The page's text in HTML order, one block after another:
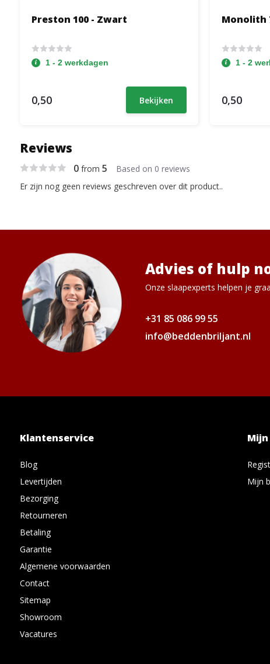
Preston 100 - Zwart
1 - 2 werkdagen
0,50 Bekijken
Monolith
1 - 2
0,50
Reviews
0from 5 Based on 0 reviews
Er zijn nog geen reviews geschreven over dit product..
Advies of hulp
Onze slaapexperts helpen je
+31 85 086 99 55
info@beddenbriljant.nl
Klantenservice
Blog
Levertijden
Bezorging
Retourneren
Betaling
Garantie
Algemene voorwaarden
Contact
Sitemap
Showroom
Vacatures
Mijn